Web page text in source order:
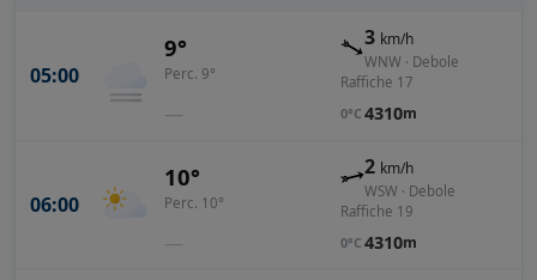
05:00
9°
Perc. 9°
—
3 km/h
WNW · Debole
Raffiche 17
0°C 4310m
06:00
10°
Perc. 10°
—
2 km/h
WSW · Debole
Raffiche 19
0°C 4310m